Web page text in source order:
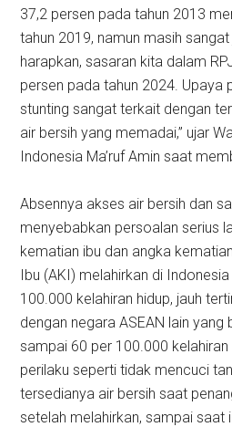
37,2 persen pada tahun 2013
tahun 2019, namun masih
harapkan, sasaran kita dalam
persen pada tahun 2024. Upaya
stunting sangat terkait dengan
air bersih yang memadai,” ujar
Indonesia Ma’ruf Amin saat
Absennya akses air bersih dan
menyebabkan persoalan serius
kematian ibu dan angka
Ibu (AKI) melahirkan di
100.000 kelahiran hidup, jauh
dengan negara ASEAN lain yang
sampai 60 per 100.000
perilaku seperti tidak mencuci
tersedianya air bersih saat
setelah melahirkan, sampai saat